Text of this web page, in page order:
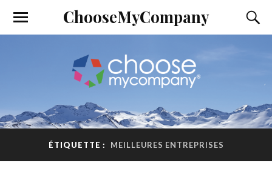
ChooseMyCompany
ÉTIQUETTE : MEILLEURES ENTREPRISES